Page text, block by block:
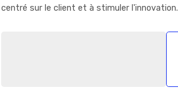
centré sur le client et à stimuler l'innovation.